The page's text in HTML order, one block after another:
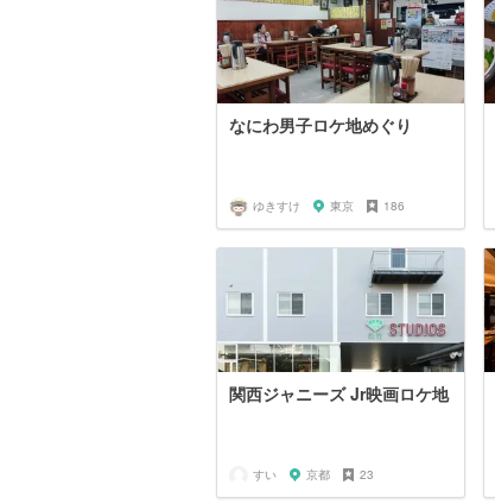
なにわ男子ロケ地めぐり
ゆきすけ 東京 186
関西ジャニーズ Jr映画ロケ地
すい 京都 23